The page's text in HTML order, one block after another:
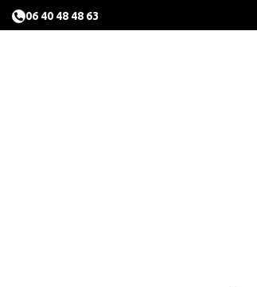
06 40 48 48 63